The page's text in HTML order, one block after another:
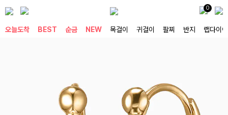
0
오늘도착 BEST 순금 NEW 목걸이 귀걸이 팔찌 반지 랩다이아